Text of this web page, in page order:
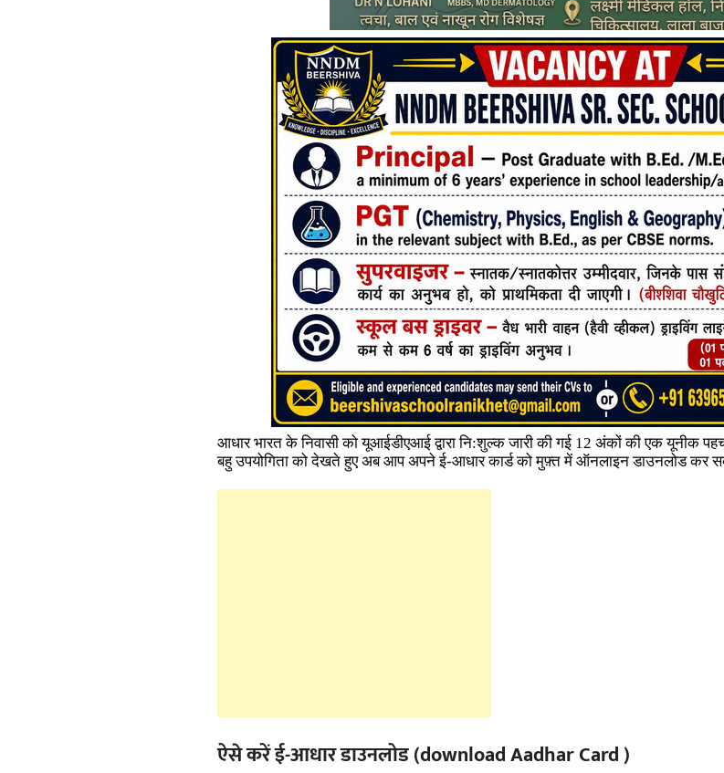
आधार भारत के निवासी को यूआईडीएआई द्वारा नि:शुल्क जारी की गई 12 अंकों की एक यूनीक
बहु उपयोगिता को देखते हुए अब आप अपने ई-आधार कार्ड को मुफ़्त में ऑनलाइन डाउनलोड कर
ऐसे करें ई-आधार डाउनलोड(download Aadhar Card )